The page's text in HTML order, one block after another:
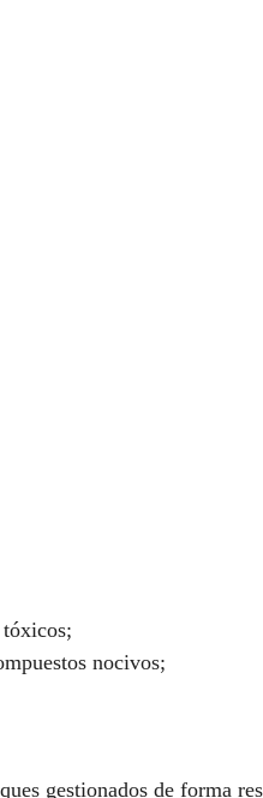
nocivos;
gestionados de forma